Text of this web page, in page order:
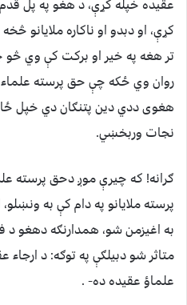
عقیده خپله کړې، د هغو په پل
کړې، او دبدو او ناکاره ملایانو
تر هغه په خیر او برکت کې وي څو
روان وي ځکه چې حق پرسته علماء
هغوی ددي دين پتنګان دي خپل
نجات وربخښي.
ګرانه! که چيرې موږ دحق پرسته
پرسته ملایانو په دام کې به
به اغیزمن شو، همدارنګه دهغو د
متاثر شو دبیلګې په توګه: د
علماؤ عقیده ده- .